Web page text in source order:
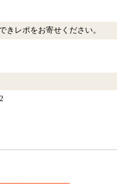
きレポをお寄せください。